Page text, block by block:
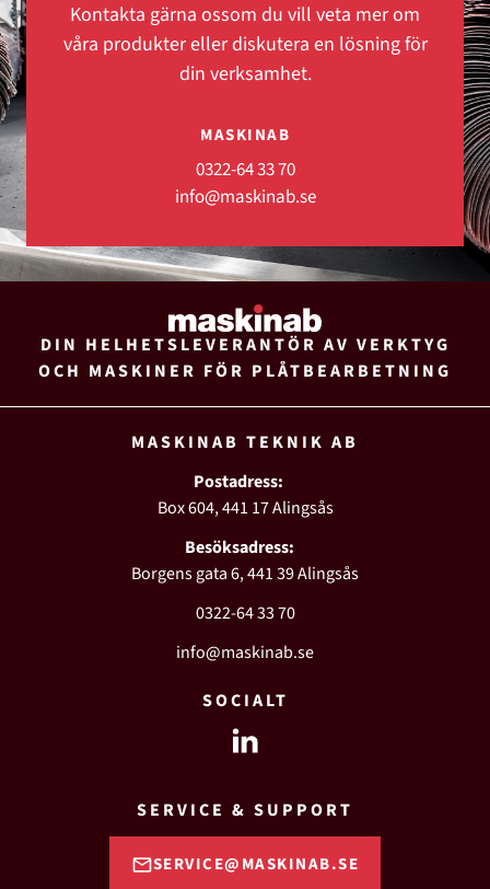
Kontakta gärna ossom du vill veta mer om
våra produkter eller diskutera en lösning för
din verksamhet.
MASKINAB
0322-64 33 70
info@maskinab.se
DIN HELHETSLEVERANTÖR AV VERKTYG
OCH MASKINER FÖR PLÅTBEARBETNING
MASKINAB TEKNIK AB
Postadress:
Box 604, 441 17 Alingsås
Besöksadress:
Borgens gata 6, 441 39 Alingsås
0322-64 33 70
info@maskinab.se
SOCIALT
SERVICE & SUPPORT
SERVICE@MASKINAB.SE